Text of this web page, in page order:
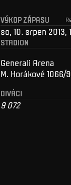
VÝKOP ZÁPASU
so, 10. srpen 2013,
STADION
Generali Arena
M. Horákové 1066/
DIVÁCI
9 072